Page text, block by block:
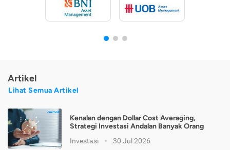
Artikel
Lihat Semua Artikel
Kenalan dengan Dollar Cost Averaging,
Strategi Investasi Andalan Banyak Orang
Investasi 30 Jul 2026